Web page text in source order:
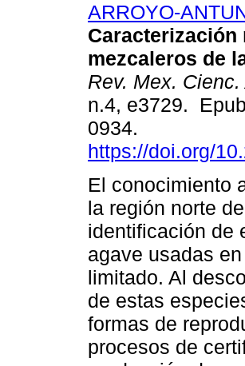
ARROYO-
Caracterización
mezcaleros de
Rev. Mex.
n.4, e3729.
0934.
https://doi.org/
El conocimiento
la región norte
identificación de
agave usadas
limitado. Al
de estas
formas de
procesos de